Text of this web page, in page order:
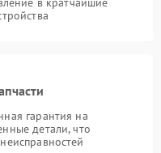
гарантия на
детали, что